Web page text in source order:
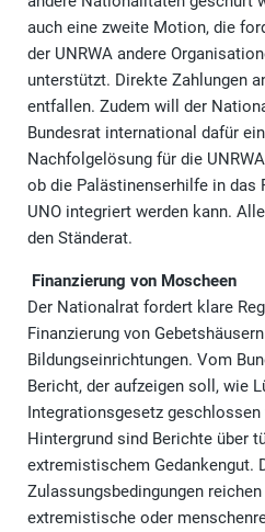
auch eine zweite Motion, die
der UNRWA andere
unterstützt. Direkte Zahlungen
entfallen. Zudem will der
Bundesrat international dafür
Nachfolgelösung für die
ob die Palästinenserhilfe in das
UNO integriert werden kann.
den Ständerat.
Finanzierung von Moscheen
Der Nationalrat fordert klare
Finanzierung von
Bildungseinrichtungen. Vom
Bericht, der aufzeigen soll, wie
Integrationsgesetz geschlossen
Hintergrund sind Berichte über
extremistischem Gedankengut.
Zulassungsbedingungen
extremistische oder